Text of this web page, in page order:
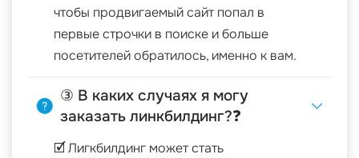
чтобы продвигаемый сайт попал в
первые строчки в поиске и больше
посетителей обратилось, именно к вам.
③ В каких случаях я могу
заказать линкбилдинг?❓
🗹 Лигкбилдинг может стать